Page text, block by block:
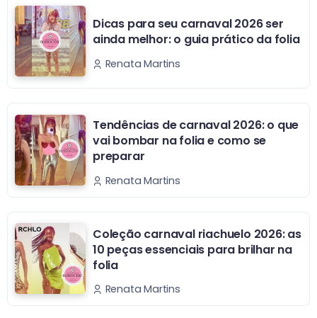
Dicas para seu carnaval 2026 ser
ainda melhor: o guia prático da folia
Renata Martins
Tendências de carnaval 2026: o que
vai bombar na folia e como se
preparar
Renata Martins
Coleção carnaval riachuelo 2026: as
10 peças essenciais para brilhar na
folia
Renata Martins